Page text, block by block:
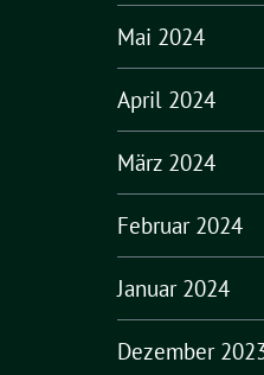
Mai 2024
April 2024
März 2024
Februar 2024
Januar 2024
Dezember